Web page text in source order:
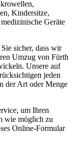
Kindersitze,
Geräte
sicher, dass wir
Umzug von Fürth
Unsere auf
jeden
der Art oder Menge
um Ihren
wie möglich zu
Online-Formular